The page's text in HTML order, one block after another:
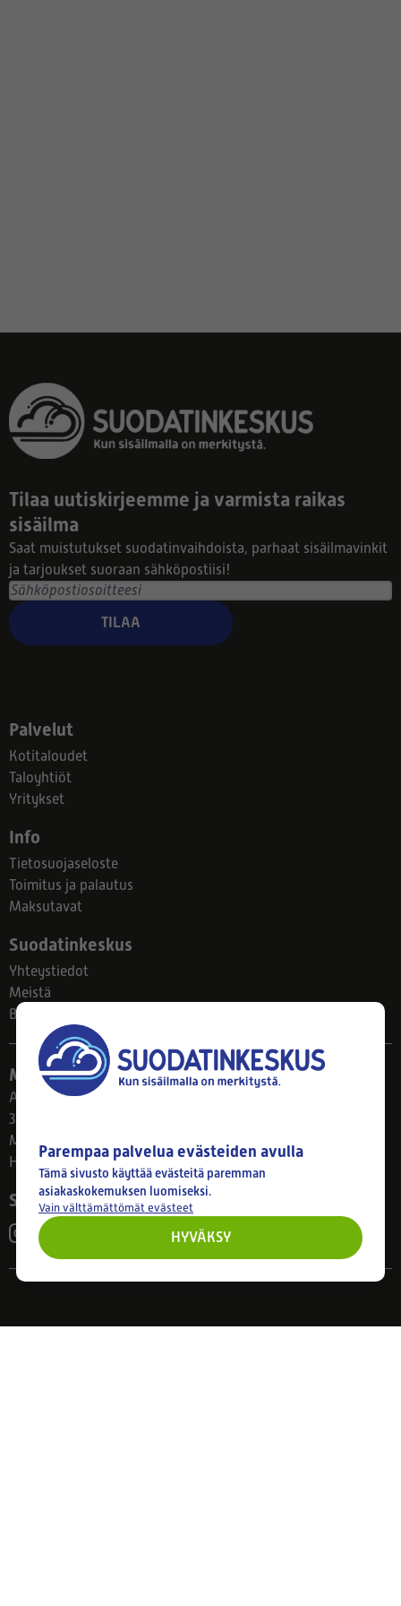
Tilaa uutiskirjeemme ja varmista raikas
sisäilma
Saat muistutukset suodatinvaihdoista, parhaat sisäilmavinkit
ja tarjoukset suoraan sähköpostiisi!
TILAA
Palvelut
Kotitaloudet
Taloyhtiöt
Yritykset
Info
Tietosuojaseloste
Toimitus ja palautus
Maksutavat
Suodatinkeskus
Yhteystiedot
Meistä
Blogi
Myymälä
Ahlmanintie 61
33800 Tampere
Ma–Pe 8–17
Huom! Myymälän poikkeusaukiolot: 27.7.-21.8. klo 8-16
Seuraa meitä
Parempaa palvelua evästeiden avulla
Tämä sivusto käyttää evästeitä paremman
asiakaskokemuksen luomiseksi.
Vain välttämättömät evästeet
HYVÄKSY